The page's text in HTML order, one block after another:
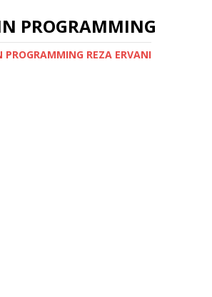
PROGRAMMING
REZA ERVANI